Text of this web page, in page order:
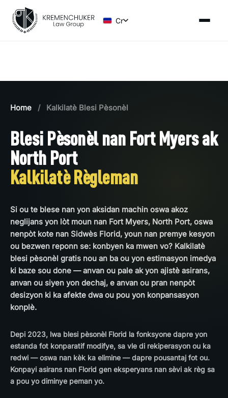
Cr
Home / Kalkilatè Blesi Pèsonèl
Blesi Pèsonèl nan Fort Myers ak
North Port
Kalkilatè Règleman
Si ou te blese nan yon aksidan machin oswa akoz
neglijans yon lòt moun nan Fort Myers, North Port, oswa
nenpòt kote nan Sidwès Florid, youn nan premye kesyon
ou bezwen reponn se: konbyen ka mwen vo? Kalkilatè
blesi pèsonèl gratis nou an ba ou yon estimasyon imedya
ki baze sou done — anvan ou pale ak yon ajistè asirans,
anvan ou siyen yon dechaj, e anvan ou pran nenpòt
desizyon ki ka afekte dwa ou pou yon konpansasyon
konplè.
Depi 2023, lwa blesi pèsonèl Florid la fonksyone dapre yon
estanda fot konparatif modifye, sa vle di rekiperasyon ou ka
redwi — oswa nan kèk ka elimine — dapre pousantaj fot ou.
Konpayi asirans nan Florid gen eksperyans nan sèvi ak règ sa
a pou yo diminye peman yo.